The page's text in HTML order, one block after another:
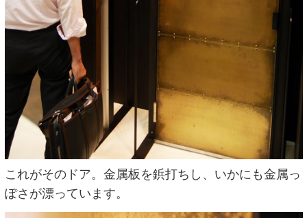
これがそのドア。金属板を鋲打ちし、いかにも金属っ
ぽさが漂っています。